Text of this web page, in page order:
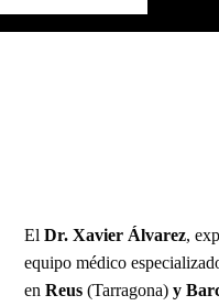
ElDr. Xavier Álvarez,
equipo médico
enReus(Tarragona) y